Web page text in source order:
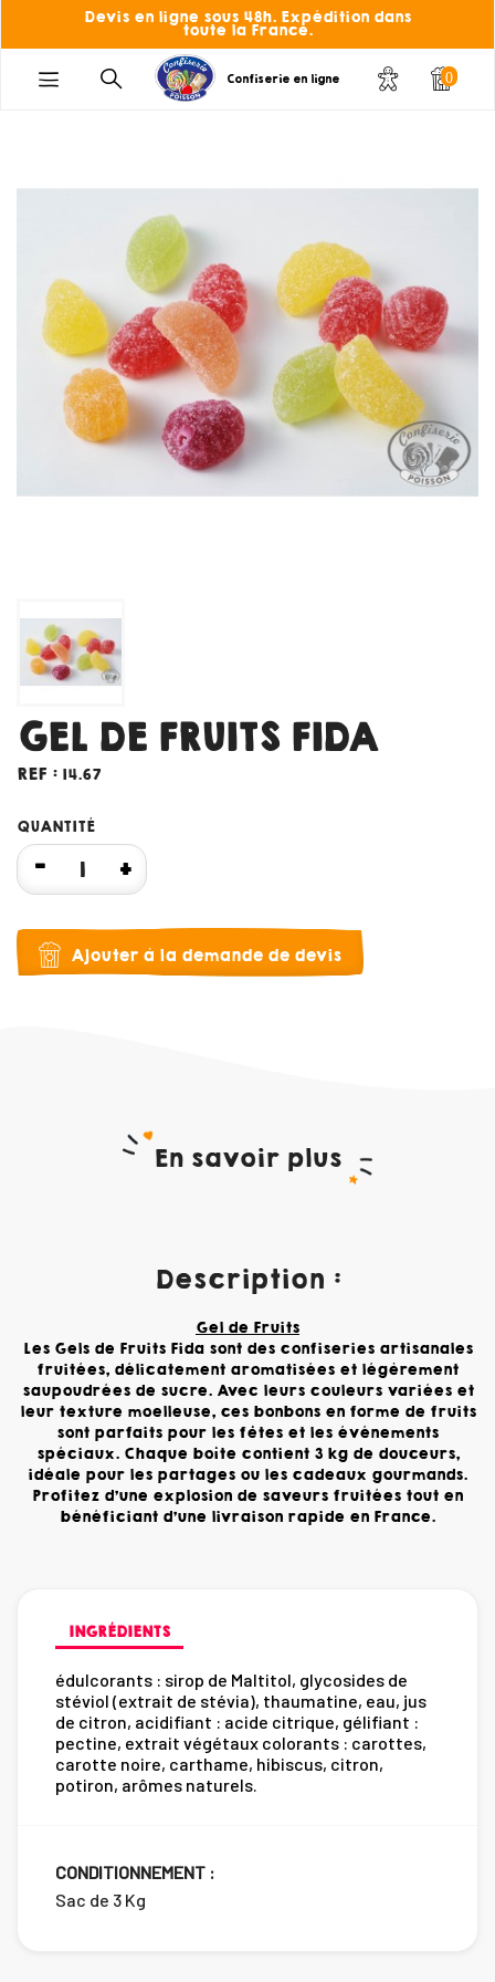
Devis en ligne sous 48h. Expédition dans
toute la France.
Confiserie en ligne 0
GEL DE FRUITS FIDA
REF : 14.67
QUANTITÉ
Ajouter à la demande de devis
En savoir plus
Description :
Gel de Fruits
Les Gels de Fruits Fida sont des confiseries artisanales
fruitées, délicatement aromatisées et légèrement
saupoudrées de sucre. Avec leurs couleurs variées et
leur texture moelleuse, ces bonbons en forme de fruits
sont parfaits pour les fêtes et les événements
spéciaux. Chaque boîte contient 3 kg de douceurs,
idéale pour les partages ou les cadeaux gourmands.
Profitez d'une explosion de saveurs fruitées tout en
bénéficiant d'une livraison rapide en France.
INGRÉDIENTS
édulcorants : sirop de Maltitol, glycosides de
stéviol (extrait de stévia), thaumatine, eau, jus
de citron, acidifiant : acide citrique, gélifiant :
pectine, extrait végétaux colorants : carottes,
carotte noire, carthame, hibiscus, citron,
potiron, arômes naturels.
CONDITIONNEMENT :
Sac de 3 Kg